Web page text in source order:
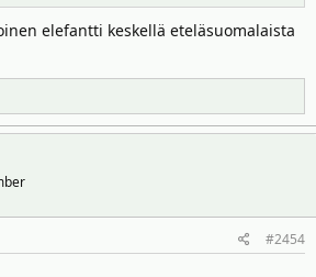
elefantti keskellä eteläsuomalaista
#2454